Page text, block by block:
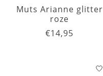
Muts Arianne glitter
roze
€14,95